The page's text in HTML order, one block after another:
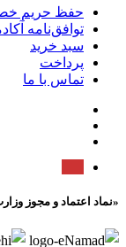
حفظ حریم
توافق‌نامه
سبد خرید
پرداخت
تماس با ما
«نماد اعتماد و مجوز